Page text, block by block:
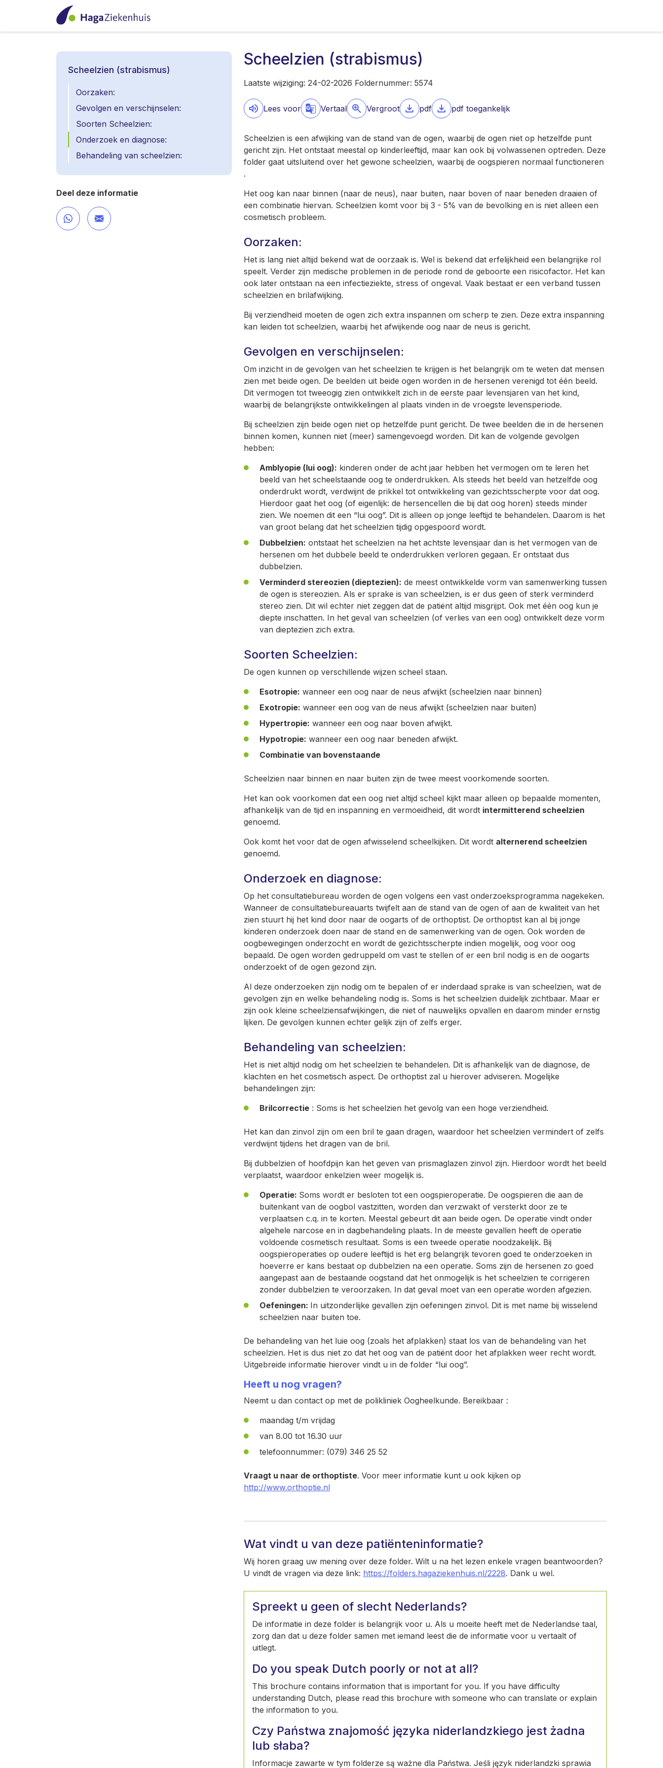
Scheelzien (strabismus)
Oorzaken:
Gevolgen en verschijnselen:
Soorten Scheelzien:
Onderzoek en diagnose:
Behandeling van scheelzien:
Deel deze informatie
Scheelzien (strabismus)
Laatste wijziging: 24-02-2026 Foldernummer: 5574
Lees voor Vertaal Vergroot pdf pdf toegankelijk
Scheelzien is een afwijking van de stand van de ogen, waarbij de ogen niet op hetzelfde punt
gericht zijn. Het ontstaat meestal op kinderleeftijd, maar kan ook bij volwassenen optreden. Deze
folder gaat uitsluitend over het gewone scheelzien, waarbij de oogspieren normaal functioneren
.
Het oog kan naar binnen (naar de neus), naar buiten, naar boven of naar beneden draaien of
een combinatie hiervan. Scheelzien komt voor bij 3 - 5% van de bevolking en is niet alleen een
cosmetisch probleem.
Oorzaken:
Het is lang niet altijd bekend wat de oorzaak is. Wel is bekend dat erfelijkheid een belangrijke rol
speelt. Verder zijn medische problemen in de periode rond de geboorte een risicofactor. Het kan
ook later ontstaan na een infectieziekte, stress of ongeval. Vaak bestaat er een verband tussen
scheelzien en brilafwijking.
Bij verziendheid moeten de ogen zich extra inspannen om scherp te zien. Deze extra inspanning
kan leiden tot scheelzien, waarbij het afwijkende oog naar de neus is gericht.
Gevolgen en verschijnselen:
Om inzicht in de gevolgen van het scheelzien te krijgen is het belangrijk om te weten dat mensen
zien met beide ogen. De beelden uit beide ogen worden in de hersenen verenigd tot één beeld.
Dit vermogen tot tweeogig zien ontwikkelt zich in de eerste paar levensjaren van het kind,
waarbij de belangrijkste ontwikkelingen al plaats vinden in de vroegste levensperiode.
Bij scheelzien zijn beide ogen niet op hetzelfde punt gericht. De twee beelden die in de hersenen
binnen komen, kunnen niet (meer) samengevoegd worden. Dit kan de volgende gevolgen
hebben:
Amblyopie (lui oog): kinderen onder de acht jaar hebben het vermogen om te leren het
beeld van het scheelstaande oog te onderdrukken. Als steeds het beeld van hetzelfde oog
onderdrukt wordt, verdwijnt de prikkel tot ontwikkeling van gezichtsscherpte voor dat oog.
Hierdoor gaat het oog (of eigenlijk: de hersencellen die bij dat oog horen) steeds minder
zien. We noemen dit een “lui oog”. Dit is alleen op jonge leeftijd te behandelen. Daarom is het
van groot belang dat het scheelzien tijdig opgespoord wordt.
Dubbelzien: ontstaat het scheelzien na het achtste levensjaar dan is het vermogen van de
hersenen om het dubbele beeld te onderdrukken verloren gegaan. Er ontstaat dus
dubbelzien.
Verminderd stereozien (dieptezien): de meest ontwikkelde vorm van samenwerking tussen
de ogen is stereozien. Als er sprake is van scheelzien, is er dus geen of sterk verminderd
stereo zien. Dit wil echter niet zeggen dat de patiënt altijd misgrijpt. Ook met één oog kun je
diepte inschatten. In het geval van scheelzien (of verlies van een oog) ontwikkelt deze vorm
van dieptezien zich extra.
Soorten Scheelzien:
De ogen kunnen op verschillende wijzen scheel staan.
Esotropie: wanneer een oog naar de neus afwijkt (scheelzien naar binnen)
Exotropie: wanneer een oog van de neus afwijkt (scheelzien naar buiten)
Hypertropie: wanneer een oog naar boven afwijkt.
Hypotropie: wanneer een oog naar beneden afwijkt.
Combinatie van bovenstaande
Scheelzien naar binnen en naar buiten zijn de twee meest voorkomende soorten.
Het kan ook voorkomen dat een oog niet altijd scheel kijkt maar alleen op bepaalde momenten,
afhankelijk van de tijd en inspanning en vermoeidheid, dit wordt intermitterend scheelzien
genoemd.
Ook komt het voor dat de ogen afwisselend scheelkijken. Dit wordt alternerend scheelzien
genoemd.
Onderzoek en diagnose:
Op het consultatiebureau worden de ogen volgens een vast onderzoeksprogramma nagekeken.
Wanneer de consultatiebureauarts twijfelt aan de stand van de ogen of aan de kwaliteit van het
zien stuurt hij het kind door naar de oogarts of de orthoptist. De orthoptist kan al bij jonge
kinderen onderzoek doen naar de stand en de samenwerking van de ogen. Ook worden de
oogbewegingen onderzocht en wordt de gezichtsscherpte indien mogelijk, oog voor oog
bepaald. De ogen worden gedruppeld om vast te stellen of er een bril nodig is en de oogarts
onderzoekt of de ogen gezond zijn.
Al deze onderzoeken zijn nodig om te bepalen of er inderdaad sprake is van scheelzien, wat de
gevolgen zijn en welke behandeling nodig is. Soms is het scheelzien duidelijk zichtbaar. Maar er
zijn ook kleine scheelziensafwijkingen, die niet of nauwelijks opvallen en daarom minder ernstig
lijken. De gevolgen kunnen echter gelijk zijn of zelfs erger.
Behandeling van scheelzien:
Het is niet altijd nodig om het scheelzien te behandelen. Dit is afhankelijk van de diagnose, de
klachten en het cosmetisch aspect. De orthoptist zal u hierover adviseren. Mogelijke
behandelingen zijn:
Brilcorrectie : Soms is het scheelzien het gevolg van een hoge verziendheid.
Het kan dan zinvol zijn om een bril te gaan dragen, waardoor het scheelzien vermindert of zelfs
verdwijnt tijdens het dragen van de bril.
Bij dubbelzien of hoofdpijn kan het geven van prismaglazen zinvol zijn. Hierdoor wordt het beeld
verplaatst, waardoor enkelzien weer mogelijk is.
Operatie: Soms wordt er besloten tot een oogspieroperatie. De oogspieren die aan de
buitenkant van de oogbol vastzitten, worden dan verzwakt of versterkt door ze te
verplaatsen c.q. in te korten. Meestal gebeurt dit aan beide ogen. De operatie vindt onder
algehele narcose en in dagbehandeling plaats. In de meeste gevallen heeft de operatie
voldoende cosmetisch resultaat. Soms is een tweede operatie noodzakelijk. Bij
oogspieroperaties op oudere leeftijd is het erg belangrijk tevoren goed te onderzoeken in
hoeverre er kans bestaat op dubbelzien na een operatie. Soms zijn de hersenen zo goed
aangepast aan de bestaande oogstand dat het onmogelijk is het scheelzien te corrigeren
zonder dubbelzien te veroorzaken. In dat geval moet van een operatie worden afgezien.
Oefeningen: In uitzonderlijke gevallen zijn oefeningen zinvol. Dit is met name bij wisselend
scheelzien naar buiten toe.
De behandeling van het luie oog (zoals het afplakken) staat los van de behandeling van het
scheelzien. Het is dus niet zo dat het oog van de patiënt door het afplakken weer recht wordt.
Uitgebreide informatie hierover vindt u in de folder “lui oog”.
Heeft u nog vragen?
Neemt u dan contact op met de polikliniek Oogheelkunde. Bereikbaar :
maandag t/m vrijdag
van 8.00 tot 16.30 uur
telefoonnummer: (079) 346 25 52
Vraagt u naar de orthoptiste. Voor meer informatie kunt u ook kijken op
http://www.orthoptie.nl
Wat vindt u van deze patiënteninformatie?
Wij horen graag uw mening over deze folder. Wilt u na het lezen enkele vragen beantwoorden?
U vindt de vragen via deze link: https://folders.hagaziekenhuis.nl/2228. Dank u wel.
Spreekt u geen of slecht Nederlands?
De informatie in deze folder is belangrijk voor u. Als u moeite heeft met de Nederlandse taal,
zorg dan dat u deze folder samen met iemand leest die de informatie voor u vertaalt of
uitlegt.
Do you speak Dutch poorly or not at all?
This brochure contains information that is important for you. If you have difficulty
understanding Dutch, please read this brochure with someone who can translate or explain
the information to you.
Czy Państwa znajomość języka niderlandzkiego jest żadna
lub słaba?
Informacje zawarte w tym folderze są ważne dla Państwa. Jeśli język niderlandzki sprawia